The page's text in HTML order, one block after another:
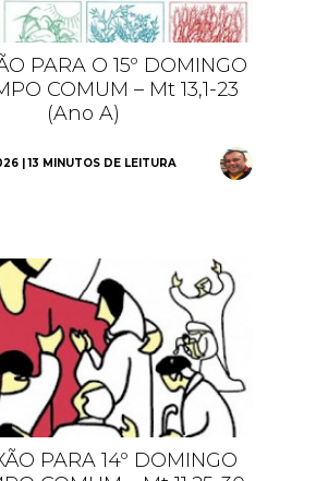
PARA O 15º DOMINGO
COMUM – Mt 13,1-23
(Ano A)
| 13 MINUTOS DE LEITURA
PARA 14º DOMINGO